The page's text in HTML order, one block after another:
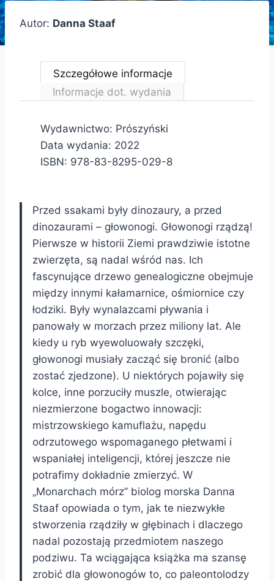
Autor: Danna Staaf
Szczegółowe informacje
Informacje dot. wydania
Wydawnictwo: Prószyński
Data wydania: 2022
ISBN: 978-83-8295-029-8
Przed ssakami były dinozaury, a przed
dinozaurami – głowonogi. Głowonogi rządzą!
Pierwsze w historii Ziemi prawdziwie istotne
zwierzęta, są nadal wśród nas. Ich
fascynujące drzewo genealogiczne obejmuje
między innymi kałamarnice, ośmiornice czy
łodziki. Były wynalazcami pływania i
panowały w morzach przez miliony lat. Ale
kiedy u ryb wyewoluowały szczęki,
głowonogi musiały zacząć się bronić (albo
zostać zjedzone). U niektórych pojawiły się
kolce, inne porzuciły muszle, otwierając
niezmierzone bogactwo innowacji:
mistrzowskiego kamuflażu, napędu
odrzutowego wspomaganego płetwami i
wspaniałej inteligencji, której jeszcze nie
potrafimy dokładnie zmierzyć. W
„Monarchach mórz” biolog morska Danna
Staaf opowiada o tym, jak te niezwykłe
stworzenia rządziły w głębinach i dlaczego
nadal pozostają przedmiotem naszego
podziwu. Ta wciągająca książka ma szansę
zrobić dla głowonogów to, co paleontolodzy